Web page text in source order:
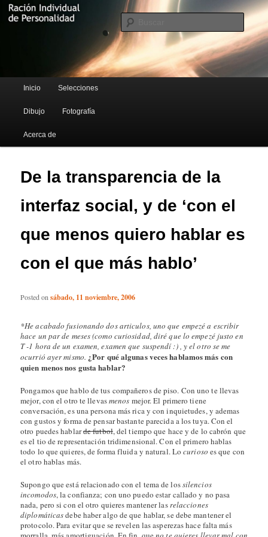
Ración Individual de Personalidad
Blog de Rufus Gefangenen
Buscar
Menú principal
Ir al contenido principal
Ir al contenido secundario
Inicio Selecciones
Dibujo Fotografía
Acerca de
De la transparencia de la
interfaz social, y de ‘con el
que menos quiero hablar es
con el que más hablo’
Posted onsábado, 11 noviembre, 2006
*He acabado fusionando dos articulos, uno que empezé a escribir
hace un par de meses (como curiosidad, diré que lo empezé justo en
T -1 hora de un examen, examen que suspendí :) , y el otro se me
ocurrió ayer mismo. ¿Por qué algunas veces hablamos más con
quien menos nos gusta hablar?
Pongamos que hablo de tus compañeros de piso. Con uno te llevas
mejor, con el otro te llevasmenos mejor. El primero tiene
conversación, es una persona más rica y con inquietudes, y ademas
con gustos y forma de pensar bastante parecida a los tuya. Con el
otro puedes hablarde futbol, del tiempo que hace y de lo cabrón que
es el tio de representación tridimensional. Con el primero hablas
todo lo que quieres, de forma fluida y natural. Locurioso es que con
el otro hablas más.
Supongo que está relacionado con el tema de lossilencios
incomodos, la confianza; con uno puedo estar callado y no pasa
nada, pero si con el otro quieres mantener lasrelacciones
diplomáticasdebe haber algo de que hablar, se debe mantener el
protocolo. Para evitar que se revelen las asperezas hace falta más